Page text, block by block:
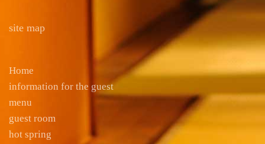
site map
Home
information for the guest
menu
guest room
hot spring